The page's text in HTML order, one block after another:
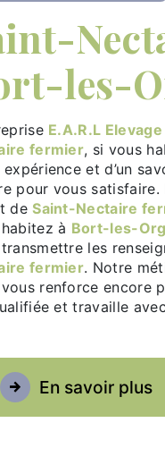
les-
E.A.R.L
fermier, si vous
expérience et d’un
pour vous
deSaint-Nectaire
à Bort-les-
les
fermier. Notre
renforce encore
et travaille
En savoir plus